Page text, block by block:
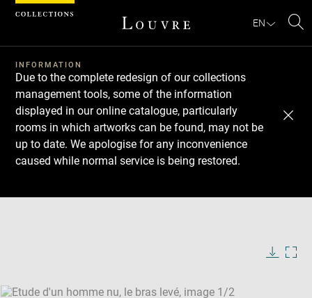
EN
INFORMATION
Due to the complete redesign of our collections
management tools, some of the information
displayed in our online catalogue, particularly
rooms in which artworks can be found, may not be
up to date. We apologise for any inconvenience
caused while normal service is being restored.
SKIP IMAGE CAROUSEL
Download
Next
Previous
Cookies management panel